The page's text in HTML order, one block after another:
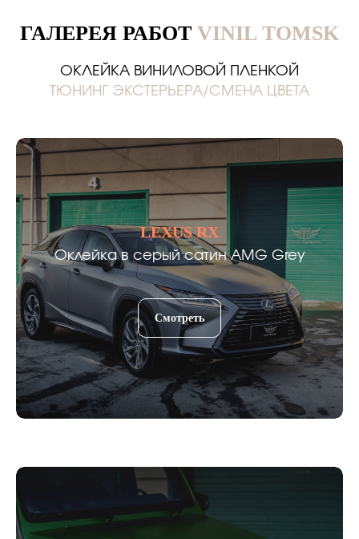
ГАЛЕРЕЯ РАБОТ VINIL TOMSK
ОКЛЕЙКА ВИНИЛОВОЙ ПЛЕНКОЙ
ТЮНИНГ ЭКСТЕРЬЕРА/СМЕНА ЦВЕТА
LEXUS RX
Оклейка в серый сатин AMG Grey
Смотреть